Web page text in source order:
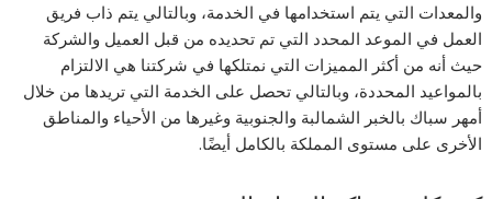
والمعدات التي يتم استخدامها في الخدمة، وبالتالي يتم ذاب فريق
العمل في الموعد المحدد التي تم تحديده من قبل العميل والشركة
حيث أنه من أكثر المميزات التي نمتلكها في شركتنا هي الالتزام
بالمواعيد المحددة، وبالتالي تحصل على الخدمة التي تريدها من خلال
أمهر سباك بالخبر الشمالبة والجنوبية وغيرها من الأحياء والمناطق
الأخرى على مستوى المملكة بالكامل أيضًا.